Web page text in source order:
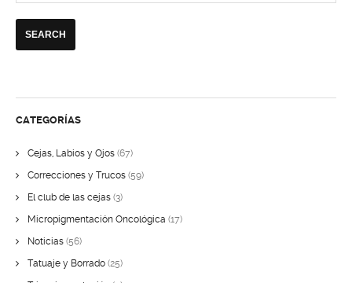
CATEGORÍAS
Cejas, Labios y Ojos (67)
Correcciones y Trucos (59)
El club de las cejas (3)
Micropigmentación Oncológica (17)
Noticias (56)
Tatuaje y Borrado (25)